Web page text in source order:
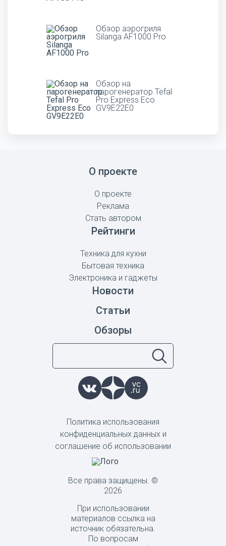
Обзор аэрогриля
Silanga AF1000 Pro
Обзор на
парогенератор Tefal
Pro Express Eco
GV9E22E0
Все права защищены. ©
2026
При использовании
материалов ссылка на
источник обязательна.
По вопросам
О проекте
О проекте
Реклама
Стать автором
Рейтинги
Техника для кухни
Бытовая техника
Электроника и гаджеты
Новости
Статьи
Обзоры
Политика использования
конфиденциальных данных и
соглашение об использовании